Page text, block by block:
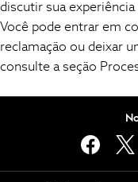
Hoodies &
T-Shirts &
Leggings,
Swim
3-5 Years
discutir sua
Você pode entrar em
reclamação ou deixar
consulte a seção